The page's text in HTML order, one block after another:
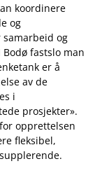
koordinere
og
og
fastslo man
er å
av de
i
prosjekter».
opprettelsen
fleksibel,